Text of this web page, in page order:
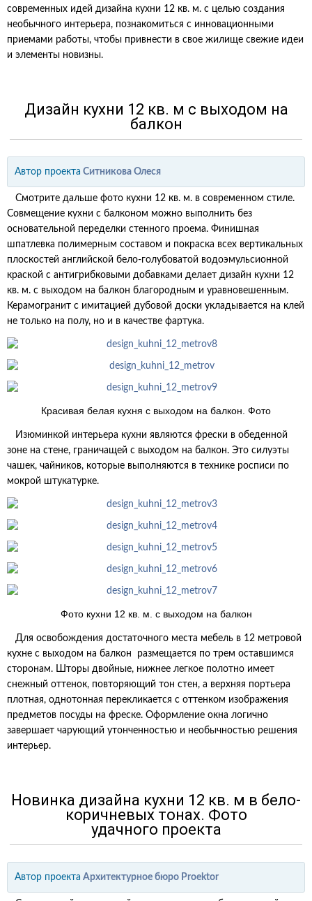
современных идей дизайна кухни 12 кв. м. с целью создания
необычного интерьера, познакомиться с инновационными
приемами работы, чтобы привнести в свое жилище свежие идеи
и элементы новизны.
Дизайн кухни 12 кв. м с выходом на
балкон
Автор проекта Ситникова Олеся
Смотрите дальше фото кухни 12 кв. м. в современном стиле.
Совмещение кухни с балконом можно выполнить без
основательной переделки стенного проема. Финишная
шпатлевка полимерным составом и покраска всех вертикальных
плоскостей английской бело-голубоватой водоэмульсионной
краской с антигрибковыми добавками делает дизайн кухни 12
кв. м. с выходом на балкон благородным и уравновешенным.
Керамогранит с имитацией дубовой доски укладывается на клей
не только на полу, но и в качестве фартука.
Красивая белая кухня с выходом на балкон. Фото
Изюминкой интерьера кухни являются фрески в обеденной
зоне на стене, граничащей с выходом на балкон. Это силуэты
чашек, чайников, которые выполняются в технике росписи по
мокрой штукатурке.
Фото кухни 12 кв. м. с выходом на балкон
Для освобождения достаточного места мебель в 12 метровой
кухне с выходом на балкон размещается по трем оставшимся
сторонам. Шторы двойные, нижнее легкое полотно имеет
снежный оттенок, повторяющий тон стен, а верхняя портьера
плотная, однотонная перекликается с оттенком изображения
предметов посуды на фреске. Оформление окна логично
завершает чарующий утонченностью и необычностью решения
интерьер.
Новинка дизайна кухни 12 кв. м в бело-
коричневых тонах. Фото
удачного проекта
Автор проекта Архитектурное бюро Proektor